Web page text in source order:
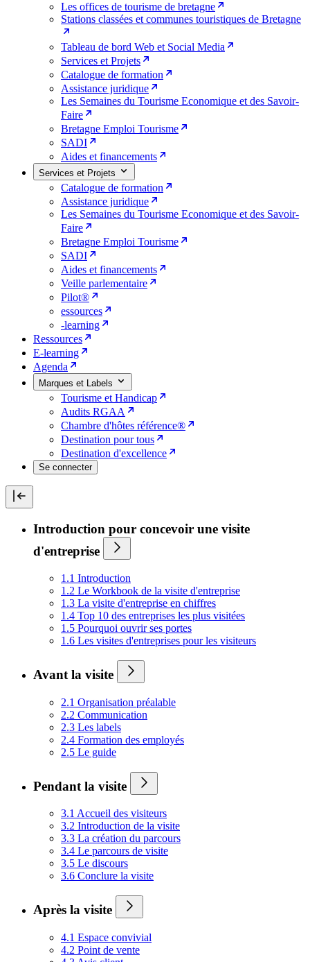
Les offices de tourisme de bretagne
Stations classées et communes touristiques de Bretagne
Tableau de bord Web et Social Media
Services et Projets
Catalogue de formation
Assistance juridique
Les Semaines du Tourisme Economique et des Savoir-
Faire
Bretagne Emploi Tourisme
SADI
Aides et financements
Services et Projets
Catalogue de formation
Assistance juridique
Les Semaines du Tourisme Economique et des Savoir-
Faire
Bretagne Emploi Tourisme
SADI
Aides et financements
Veille parlementaire
Pilot®
essources
-learning
Ressources
E-learning
Agenda
Marques et Labels
Tourisme et Handicap
Audits RGAA
Chambre d'hôtes référence®
Destination pour tous
Destination d'excellence
Se connecter
Introduction pour concevoir une visite
d'entreprise
1.1 Introduction
1.2 Le Workbook de la visite d'entreprise
1.3 La visite d'entreprise en chiffres
1.4 Top 10 des entreprises les plus visitées
1.5 Pourquoi ouvrir ses portes
1.6 Les visites d'entreprises pour les visiteurs
Avant la visite
2.1 Organisation préalable
2.2 Communication
2.3 Les labels
2.4 Formation des employés
2.5 Le guide
Pendant la visite
3.1 Accueil des visiteurs
3.2 Introduction de la visite
3.3 La création du parcours
3.4 Le parcours de visite
3.5 Le discours
3.6 Conclure la visite
Après la visite
4.1 Espace convivial
4.2 Point de vente